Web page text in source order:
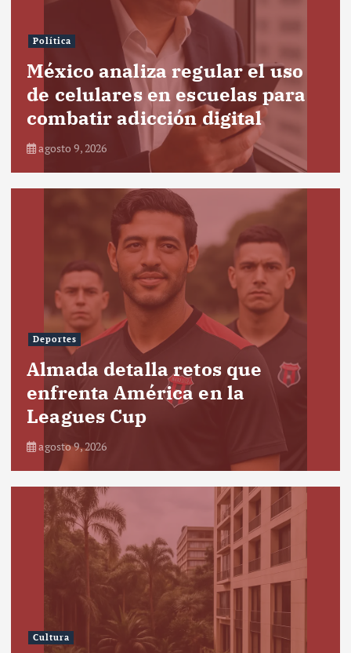
Política
México analiza regular el uso
de celulares en escuelas para
combatir adicción digital
agosto 9, 2026
Deportes
Almada detalla retos que
enfrenta América en la
Leagues Cup
agosto 9, 2026
Cultura